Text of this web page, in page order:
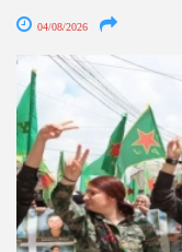
04/08/2026